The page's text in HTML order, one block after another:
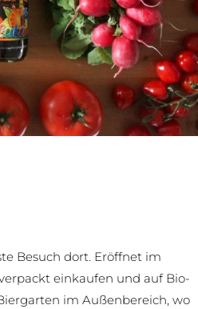
Besuch dort. Eröffnet im
einkaufen und auf Bio-
im Außenbereich, wo